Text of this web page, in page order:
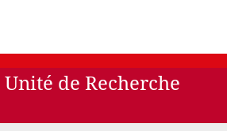
Unité de Recherche